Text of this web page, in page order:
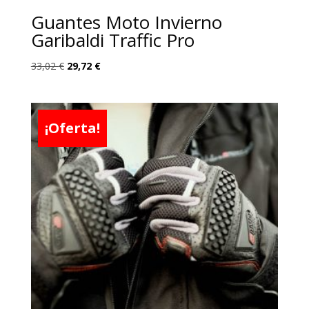
Guantes Moto Invierno
Garibaldi Traffic Pro
33,02€ El
era:
33,02 €.
29,72 €El
es:
¡Oferta!